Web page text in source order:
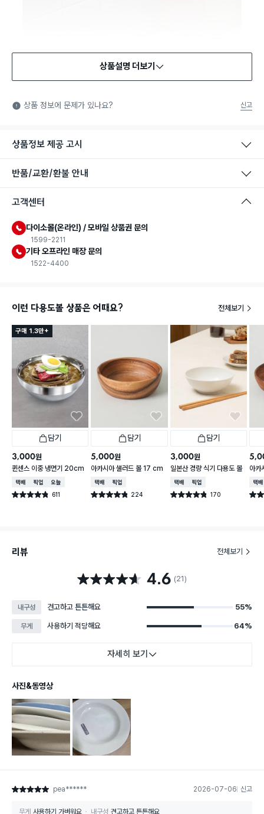
식품용 기구: 식품위생법에서 정한 규격에 따라 제조되어 식품 또
는 식품첨가물에 사용할 수 있는 식품용기구라는 표시입니다.
상품설명 더보기
상품 정보에 문제가 있나요? 신고
상품정보 제공 고시
반품/교환/환불 안내
고객센터
다이소몰(온라인) / 모바일 상품권 문의
1599-2211
기타 오프라인 매장 문의
1522-4400
이런 다용도볼 상품은 어때요? 전체보기
구매 1.3만+
담기
3,000원
퀸센스 이중 냉면기 20cm
택배배송매장픽업오늘배송
별점 4.8점 611
건 작성
담기
5,000원
아카시아 샐러드 볼 17 cm
택배배송매장픽업
별점 4.8점 224
건 작성
담기
3,000원
일본산 경량 식기 다용도 볼
택배배송매장픽업
별점 4.8점 170
건 작성
아카
택배
별점
리뷰 전체보기
별점 4.6점 4.6 (21)
내구성 견고하고 튼튼해요 55%
무게 사용하기 적당해요 64%
자세히 보기
사진&동영상
별점 5점 pea****** 2026-07-06 신고
무게 사용하기 가벼워요 내구성 견고하고 튼튼해요